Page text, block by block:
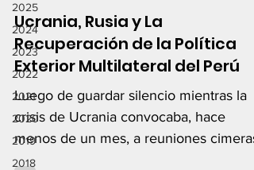
2025
2024
2023
2022
2021
2020
2019
2018
Ucrania, Rusia y La
Recuperación de la Política
Exterior Multilateral del Perú
Luego de guardar silencio mientras la
crisis de Ucrania convocaba, hace
menos de un mes, a reuniones cimeras
entre Estados Unidos y Rusia...